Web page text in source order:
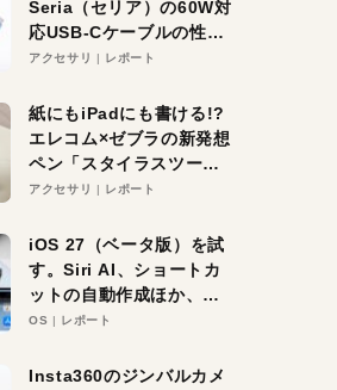
Seria（セリア）の60W対
応USB-Cケーブルの性能
を検証。超コスパの1本を
アクセサリ レポート
紙にもiPadにも書ける!?
エレコム×ゼブラの新発想
ペン「スタイラスツーウ
ェイ」レビュー。持ち替
アクセサリ レポート
iOS 27（ベータ版）を試
す。Siri AI、ショートカ
ットの自動作成ほか、期
待大の便利機能5選。
る未来はすぐそこ！
OS レポート
Insta360のジンバルカメ